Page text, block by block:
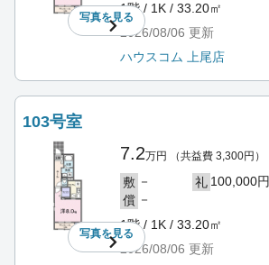
写真を見る
1階 / 1K / 33.20㎡
2026/08/06 更新
ハウスコム 上尾店
103号室
写真を見る
7.2万円 （共益費 3,300円）
敷 － 礼 100,000円
償 －
1階 / 1K / 33.20㎡
2026/08/06 更新